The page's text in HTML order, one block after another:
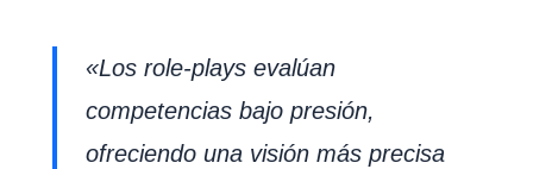
«Los role-plays evalúan
competencias bajo presión,
ofreciendo una visión más precisa